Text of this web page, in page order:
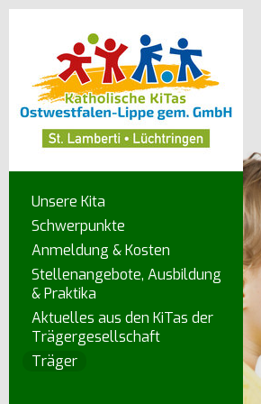
Unsere Kita
Schwerpunkte
Anmeldung & Kosten
Stellenangebote, Ausbildung
& Praktika
Aktuelles aus den KiTas der
Trägergesellschaft
Träger